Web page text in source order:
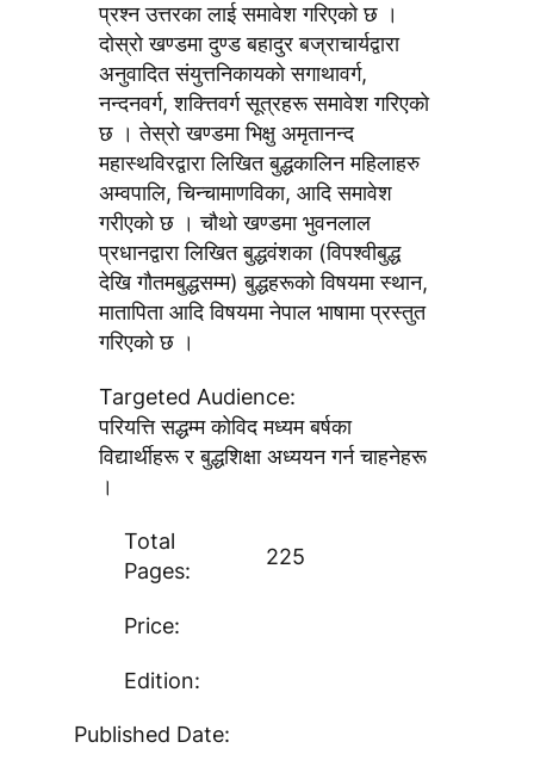
प्रश्न उत्तरका लाई समावेश गरिएकाे छ ।
दाेस्राे खण्डमा दुण्ड बहादुर बज्राचार्यद्वारा
अनुवादित संयुत्तनिकायकाे सगाथावर्ग,
नन्दनवर्ग, शक्त्तिवर्ग सूत्रहरू समावेश गरिएकाे
छ । तेस्राे खण्डमा भिक्षु अमृतानन्द
महास्थविरद्वारा लिखित बुद्धकालिन महिलाहरु
अम्वपालि, चिन्चामाणविका, आदि समावेश
गरीएकाे छ । चाैथाे खण्डमा भुवनलाल
प्रधानद्वारा लिखित बुद्धवंशका (विपश्वीबुद्ध
देखि गाैतमबुद्धसम्म) बुद्धहरूकाे विषयमा स्थान,
मातापिता आदि विषयमा नेपाल भाषामा प्रस्तुत
गरिएकाे छ ।
Targeted Audience:
परियत्ति सद्धम्म काेविद मध्यम बर्षका
विद्यार्थीहरू र बुद्धशिक्षा अध्ययन गर्न चाहनेहरू
।
Total
Pages:
225
Price:
Edition:
Published Date: